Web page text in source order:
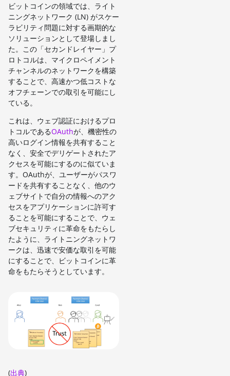
ビットコインの領域では、ライト
ニングネットワーク (LN) がスケー
ラビリティ問題に対する画期的な
ソリューションとして登場しまし
た。この「セカンドレイヤー」プ
ロトコルは、マイクロペイメント
チャンネルのネットワークを構築
することで、高速かつ低コストな
オフチェーンでの取引を可能にし
ている。
これは、ウェブ認証におけるプロ
トコルであるOAuthが、機密性の
高いログイン情報を共有すること
なく、安全でデリゲートされたア
クセスを可能にするのに似ていま
す。OAuthが、ユーザーがパスワ
ードを共有することなく、他のウ
ェブサイトで自分の情報へのアク
セスをアプリケーションに許可す
ることを可能にすることで、ウェ
ブセキュリティに革命をもたらし
たように、ライトニングネットワ
ークは、迅速で安価な取引を可能
にすることで、ビットコインに革
命をもたらそうとしています。
(出典)